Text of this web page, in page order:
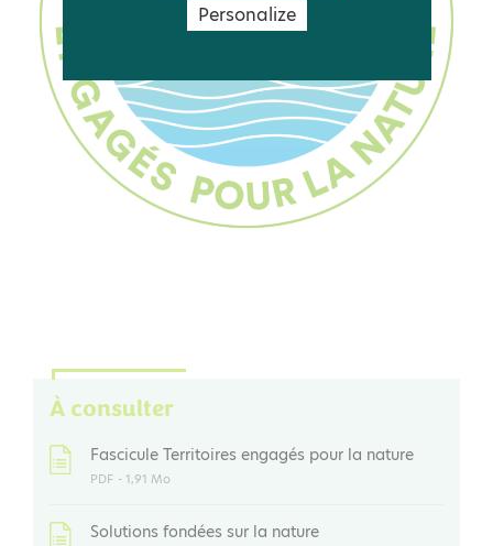
À consulter
Fascicule Territoires engagés pour la nature
PDF - 1,91 Mo
Solutions fondées sur la nature
Personalize